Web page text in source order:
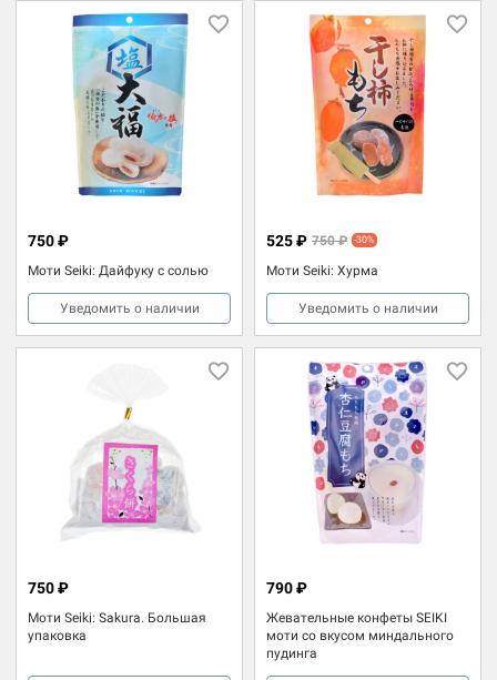
Моти Seiki: Дайфуку с солью
750 ₽
Уведомить о наличии
Моти Seiki: Хурма
525 ₽ 750 ₽ -30%
Уведомить о наличии
Моти Seiki: Sakura. Большая
упаковка
750 ₽
Жевательные конфеты SEIKI
моти со вкусом миндального
пудинга
790 ₽